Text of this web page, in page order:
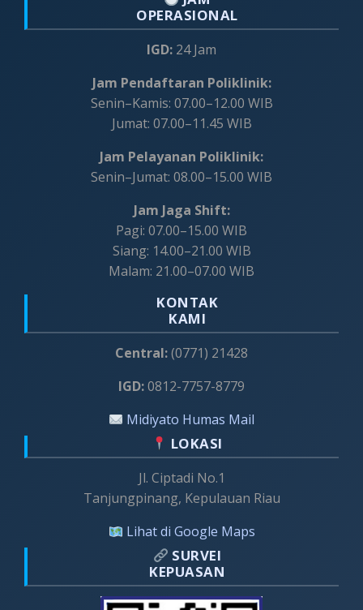
OPERASIONAL
IGD: 24 Jam
Jam Pendaftaran Poliklinik:
Senin–Kamis: 07.00–12.00 WIB
Jumat: 07.00–11.45 WIB
Jam Pelayanan Poliklinik:
Senin–Jumat: 08.00–15.00 WIB
Jam Jaga Shift:
Pagi: 07.00–15.00 WIB
Siang: 14.00–21.00 WIB
Malam: 21.00–07.00 WIB
KONTAK
KAMI
Central:(0771) 21428
IGD:0812-7757-8779
Midiyato Humas Mail
LOKASI
Jl. Ciptadi No.1
Tanjungpinang, Kepulauan Riau
Lihat di Google Maps
SURVEI
KEPUASAN